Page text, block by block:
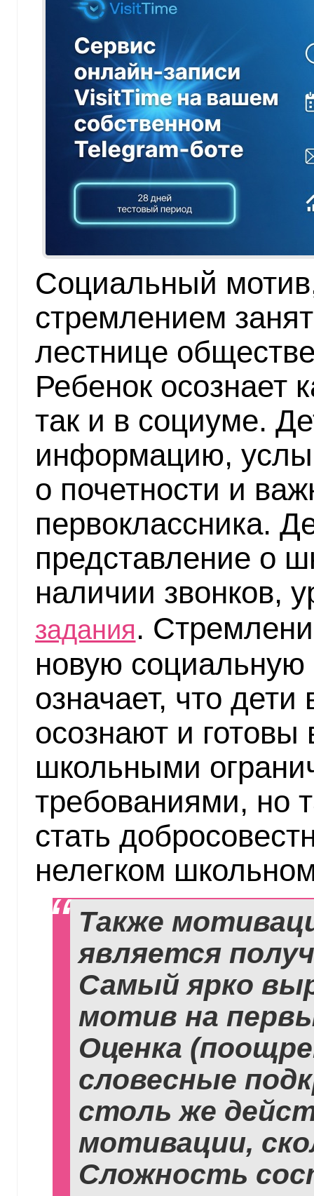
Социальный
стремлением
лестнице
Ребенок осознает
так и в социуме.
информацию,
о почетности и
первоклассника.
представление о
наличии звонков,
задания.
новую социальную
означает, что
осознают и готовы
школьными
требованиями, но
стать
нелегком
Также
является
Самый ярко
мотив на
Оценка
словесные
столь же
мотивации,
Сложность